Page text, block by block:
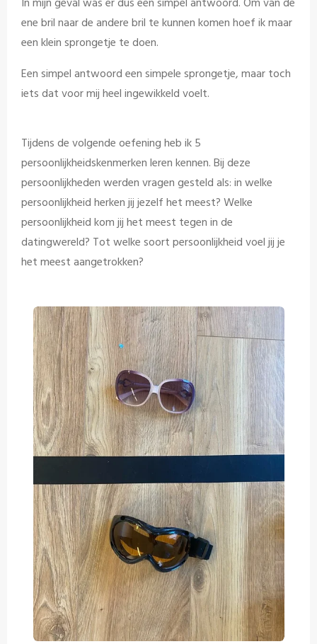
ene bril naar de andere bril te kunnen komen hoef ik maar
een klein sprongetje te doen.
Een simpel antwoord een simpele sprongetje, maar toch
iets dat voor mij heel ingewikkeld voelt.
Tijdens de volgende oefening heb ik 5
persoonlijkheidskenmerken leren kennen. Bij deze
persoonlijkheden werden vragen gesteld als: in welke
persoonlijkheid herken jij jezelf het meest? Welke
persoonlijkheid kom jij het meest tegen in de
datingwereld? Tot welke soort persoonlijkheid voel jij je
het meest aangetrokken?